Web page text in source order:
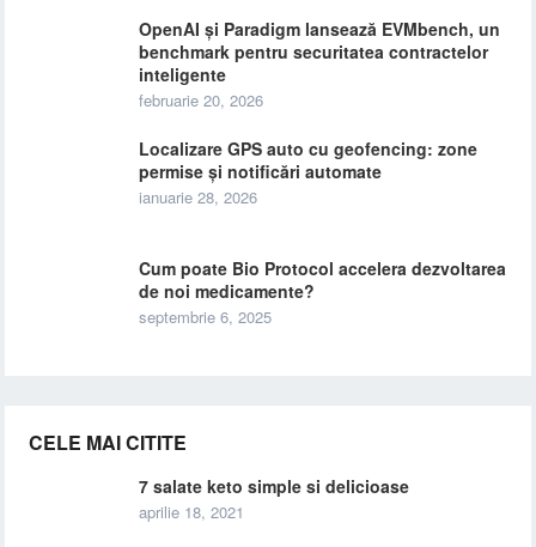
OpenAI și Paradigm lansează EVMbench, un
benchmark pentru securitatea contractelor
inteligente
februarie 20, 2026
Localizare GPS auto cu geofencing: zone
permise și notificări automate
ianuarie 28, 2026
Cum poate Bio Protocol accelera dezvoltarea
de noi medicamente?
septembrie 6, 2025
CELE MAI CITITE
7 salate keto simple si delicioase
aprilie 18, 2021